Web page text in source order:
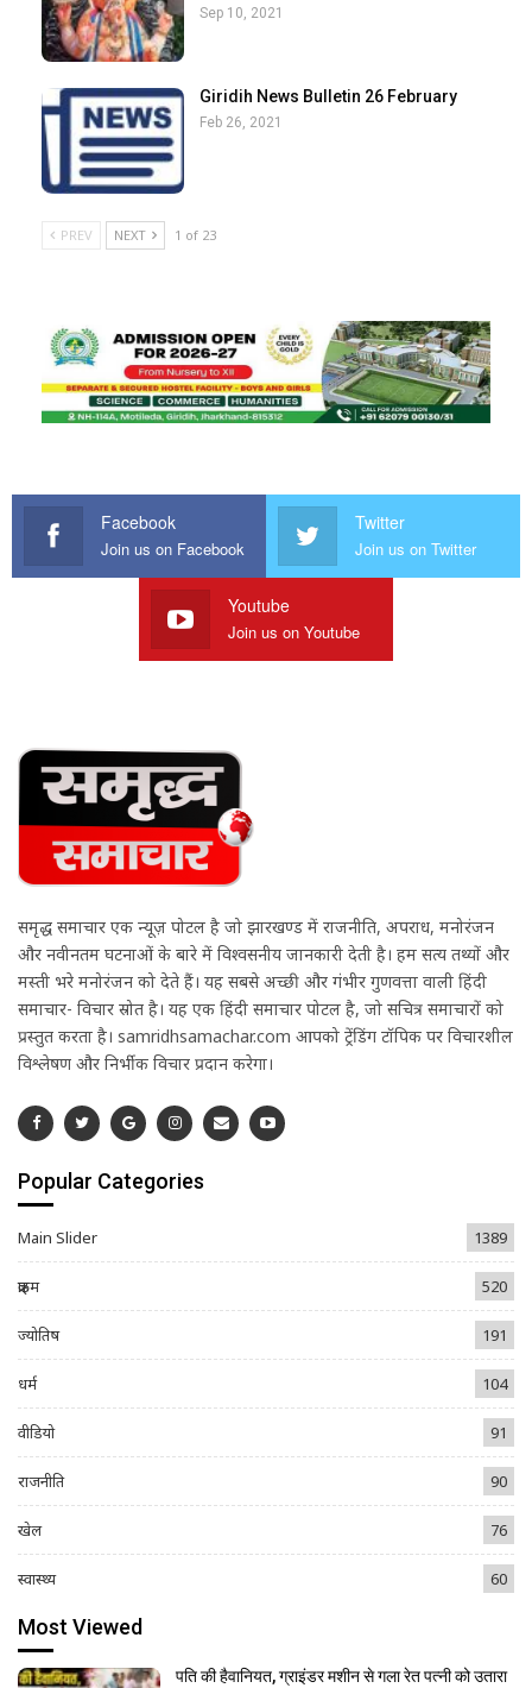
Sep 10, 2021
Giridih News Bulletin 26 February
Feb 26, 2021
PREV NEXT 1 of 23
Facebook
Join us on Facebook
Twitter
Join us on Twitter
Youtube
Join us on Youtube
समृद्ध समाचार एक न्यूज़ पोर्टल है जो झारखण्ड में राजनीति, अपराध, मनोरंजन
और नवीनतम घटनाओं के बारे में विश्वसनीय जानकारी देती है। हम सत्य तथ्यों और
मस्ती भरे मनोरंजन को देते हैं। यह सबसे अच्छी और गंभीर गुणवत्ता वाली हिंदी
समाचार- विचार स्रोत है। यह एक हिंदी समाचार पोर्टल है, जो सचित्र समाचारों को
प्रस्तुत करता है। samridhsamachar.com आपको ट्रेंडिंग टॉपिक पर विचारशील
विश्लेषण और निर्भीक विचार प्रदान करेगा।
Popular Categories
Main Slider 1389
क्राइम 520
ज्योतिष 191
धर्म 104
वीडियो 91
राजनीति 90
खेल 76
स्वास्थ्य 60
Most Viewed
पति की हैवानियत, ग्राइंडर मशीन से गला रेत पत्नी को उतारा